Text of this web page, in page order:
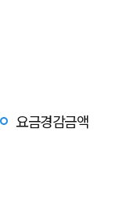
요금경감금액